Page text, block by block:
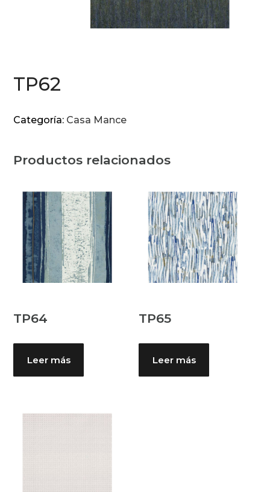
TP62
Categoría: Casa Mance
Productos relacionados
TP64
Leer más
TP65
Leer más